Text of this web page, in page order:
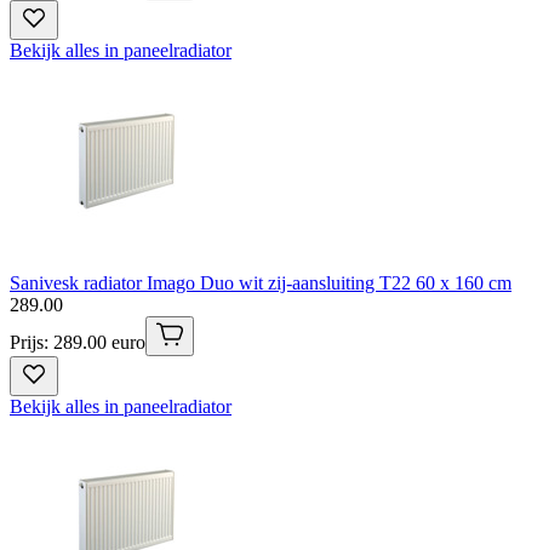
Bekijk alles in paneelradiator
Sanivesk radiator Imago Duo wit zij-aansluiting T22 60 x 160 cm
289.00
Prijs: 289.00 euro
Bekijk alles in paneelradiator